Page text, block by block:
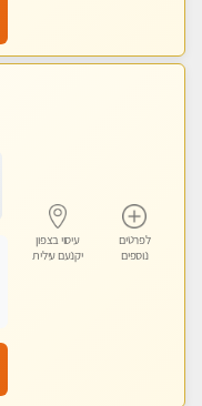
לפרטים
נוספים
עיסוי בצפון
יקנעם עילית